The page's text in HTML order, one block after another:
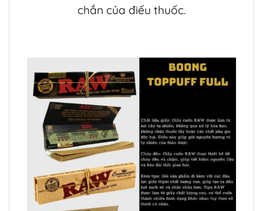
chắn của điếu thuốc.